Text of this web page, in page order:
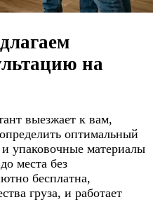
на
выезжает к вам,
оптимальный
упаковочные материалы
места без
бесплатна,
груза, и работает